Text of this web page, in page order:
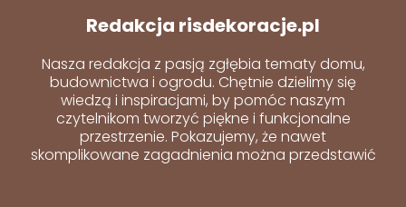
Redakcja risdekoracje.pl
Nasza redakcja z pasją zgłębia tematy domu,
budownictwa i ogrodu. Chętnie dzielimy się
wiedzą i inspiracjami, by pomóc naszym
czytelnikom tworzyć piękne i funkcjonalne
przestrzenie. Pokazujemy, że nawet
skomplikowane zagadnienia można przedstawić